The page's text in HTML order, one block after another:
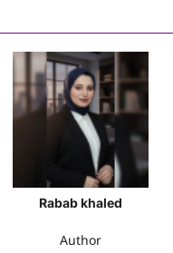
Rabab khaled
Author